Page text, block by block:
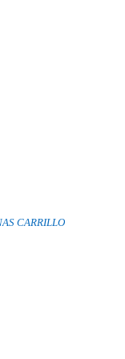
CARRILLO